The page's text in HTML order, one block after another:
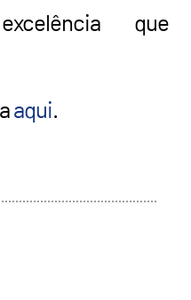
que
aqui.